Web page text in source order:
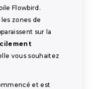
Flowbird.
zones de
sur la
vous souhaitez
et est